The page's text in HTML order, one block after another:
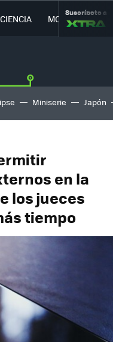
CIENCIA MOVILIDAD
Suscríbete a
Miniserie Japón
en la
los jueces
tiempo